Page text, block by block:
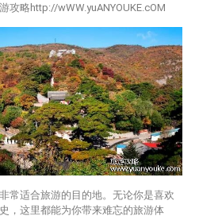
攻略http://wWW.yuANYOUKE.cOM
常适合旅游的目的地。无论你是喜欢
，这里都能为你带来难忘的旅游体